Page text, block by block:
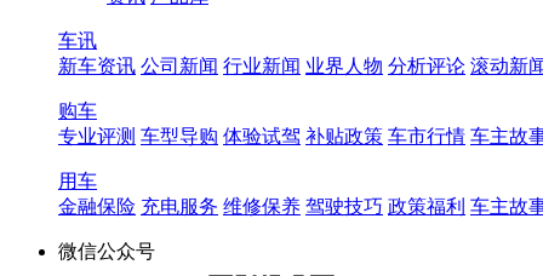
车讯
新车资讯 公司新闻 行业新闻 业界人物 分析评论 滚动新
购车
专业评测 车型导购 体验试驾 补贴政策 车市行情 车主故
用车
金融保险 充电服务 维修保养 驾驶技巧 政策福利 车主故
微信公众号